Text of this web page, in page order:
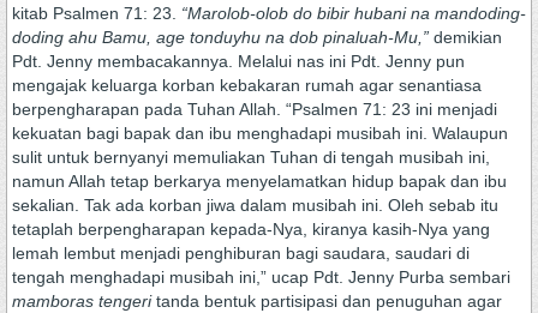
kitab Psalmen 71: 23. “Marolob-olob do bibir hubani na mandoding-
doding ahu Bamu, age tonduyhu na dob pinaluah-Mu,” demikian
Pdt. Jenny membacakannya. Melalui nas ini Pdt. Jenny pun
mengajak keluarga korban kebakaran rumah agar senantiasa
berpengharapan pada Tuhan Allah. “Psalmen 71: 23 ini menjadi
kekuatan bagi bapak dan ibu menghadapi musibah ini. Walaupun
sulit untuk bernyanyi memuliakan Tuhan di tengah musibah ini,
namun Allah tetap berkarya menyelamatkan hidup bapak dan ibu
sekalian. Tak ada korban jiwa dalam musibah ini. Oleh sebab itu
tetaplah berpengharapan kepada-Nya, kiranya kasih-Nya yang
lemah lembut menjadi penghiburan bagi saudara, saudari di
tengah menghadapi musibah ini,” ucap Pdt. Jenny Purba sembari
mamboras tengeritanda bentuk partisipasi dan penuguhan agar